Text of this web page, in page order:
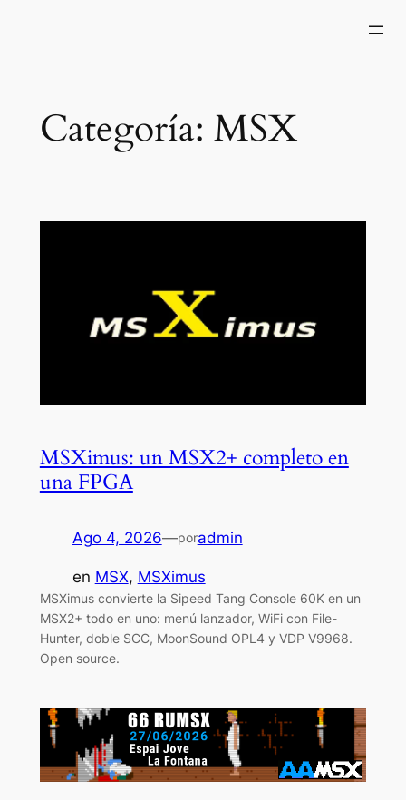
Categoría: MSX
MSXimus: un MSX2+ completo en
una FPGA
Ago 4, 2026—poradmin
en MSX, MSXimus
MSXimus convierte la Sipeed Tang Console 60K en un
MSX2+ todo en uno: menú lanzador, WiFi con File-
Hunter, doble SCC, MoonSound OPL4 y VDP V9968.
Open source.